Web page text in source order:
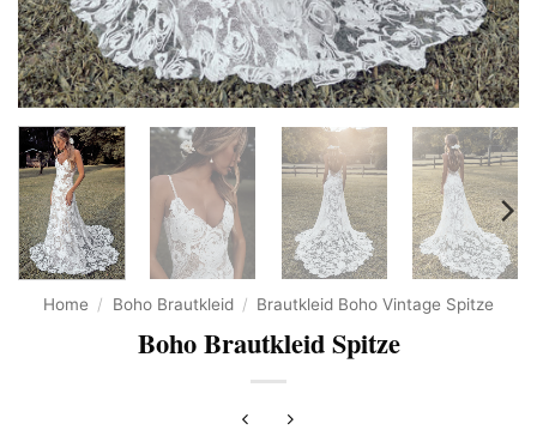
Home / Boho Brautkleid / Brautkleid Boho Vintage Spitze
Boho Brautkleid Spitze